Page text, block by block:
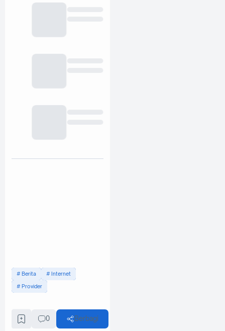
Berita Internet
Provider
0 Berbagi